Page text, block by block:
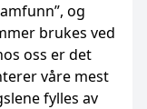
og
brukes ved
oss er det
våre mest
fylles av